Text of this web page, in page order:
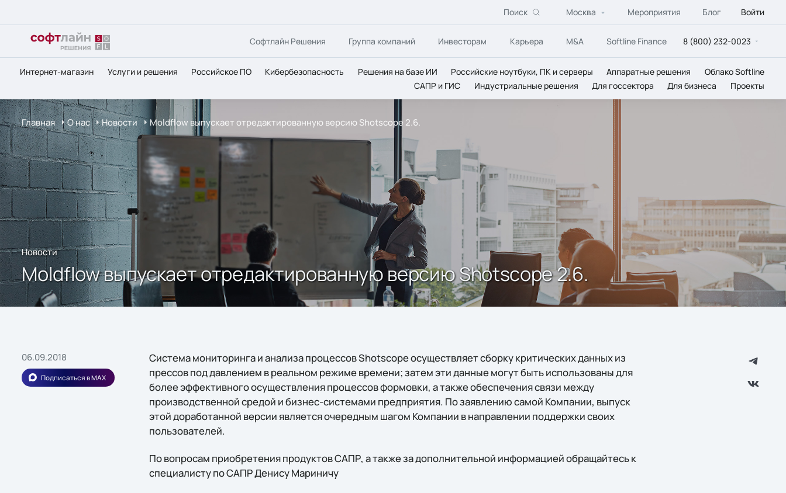
Поиск Москва Мероприятия Блог Войти
Софтлайн Решения Группа компаний Инвесторам Карьера M&A Softline Finance 8 (800) 232-0023
Интернет-магазин Услуги и решения Российское ПО Кибербезопасность Решения на базе ИИ Российские ноутбуки, ПК и серверы Аппаратные решения
Облако Softline
САПР и ГИС
Индустриальные решения Для госсектора Для бизнеса Проекты
Главная О нас Новости Moldflow выпускает отредактированную версию Shotscope 2.6.
Новости
Moldflow выпускает отредактированную версию Shotscope 2.6.
06.09.2018
Подписаться в MAX
Система мониторинга и анализа процессов Shotscope осуществляет сборку критических данных из
прессов под давлением в реальном режиме времени; затем эти данные могут быть использованы для
более эффективного осуществления процессов формовки, а также обеспечения связи между
производственной средой и бизнес-системами предприятия. По заявлению самой Компании, выпуск
этой доработанной версии является очередным шагом Компании в направлении поддержки своих
пользователей.
По вопросам приобретения продуктов САПР, а также за дополнительной информацией обращайтесь к
специалисту по САПР Денису Мариничу